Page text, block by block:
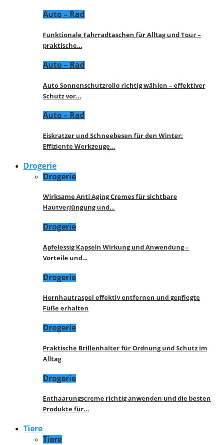
Auto – Rad
Funktionale Fahrradtaschen für Alltag und Tour –
praktische…
Auto – Rad
Auto Sonnenschutzrollo richtig wählen – effektiver
Schutz vor…
Auto – Rad
Eiskratzer und Schneebesen für den Winter:
Effiziente Werkzeuge…
Drogerie
Drogerie
Wirksame Anti Aging Cremes für sichtbare
Hautverjüngung und…
Drogerie
Apfelessig Kapseln Wirkung und Anwendung –
Vorteile und…
Drogerie
Hornhautraspel effektiv entfernen und gepflegte
Füße erhalten
Drogerie
Praktische Brillenhalter für Ordnung und Schutz im
Alltag
Drogerie
Enthaarungscreme richtig anwenden und die besten
Produkte für…
Tiere
Tiere